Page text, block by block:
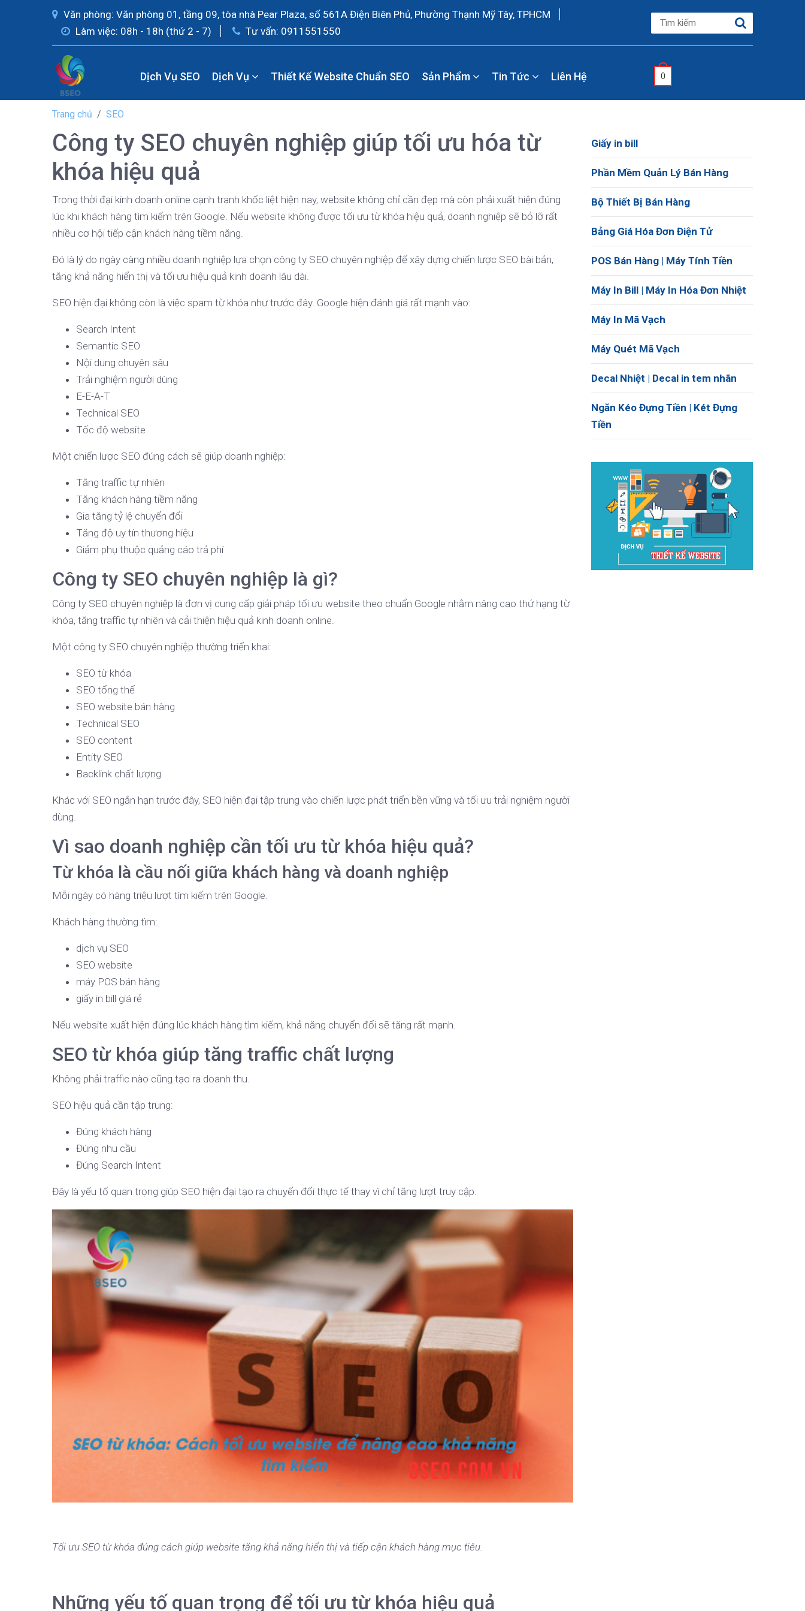
Văn phòng: Văn phòng 01, tầng 09, tòa nhà Pear Plaza, số 561A Điện Biên Phủ, Phường Thạnh Mỹ Tây, TPHCM
Làm việc: 08h - 18h (thứ 2 - 7)
Tư vấn: 0911551550
Dịch Vụ SEO Dịch Vụ Thiết Kế Website Chuẩn SEO Sản Phẩm Tin Tức Liên Hệ 0
Trang chủ SEO
Công ty SEO chuyên nghiệp giúp tối ưu hóa từ
khóa hiệu quả
Trong thời đại kinh doanh online cạnh tranh khốc liệt hiện nay, website không chỉ cần đẹp mà còn phải xuất hiện đúng
lúc khi khách hàng tìm kiếm trên Google. Nếu website không được tối ưu từ khóa hiệu quả, doanh nghiệp sẽ bỏ lỡ rất
nhiều cơ hội tiếp cận khách hàng tiềm năng.
Đó là lý do ngày càng nhiều doanh nghiệp lựa chọn công ty SEO chuyên nghiệp để xây dựng chiến lược SEO bài bản,
tăng khả năng hiển thị và tối ưu hiệu quả kinh doanh lâu dài.
SEO hiện đại không còn là việc spam từ khóa như trước đây. Google hiện đánh giá rất mạnh vào:
Search Intent
Semantic SEO
Nội dung chuyên sâu
Trải nghiệm người dùng
E-E-A-T
Technical SEO
Tốc độ website
Một chiến lược SEO đúng cách sẽ giúp doanh nghiệp:
Tăng traffic tự nhiên
Tăng khách hàng tiềm năng
Gia tăng tỷ lệ chuyển đổi
Tăng độ uy tín thương hiệu
Giảm phụ thuộc quảng cáo trả phí
Công ty SEO chuyên nghiệp là gì?
Công ty SEO chuyên nghiệp là đơn vị cung cấp giải pháp tối ưu website theo chuẩn Google nhằm nâng cao thứ hạng từ
khóa, tăng traffic tự nhiên và cải thiện hiệu quả kinh doanh online.
Một công ty SEO chuyên nghiệp thường triển khai:
SEO từ khóa
SEO tổng thể
SEO website bán hàng
Technical SEO
SEO content
Entity SEO
Backlink chất lượng
Khác với SEO ngắn hạn trước đây, SEO hiện đại tập trung vào chiến lược phát triển bền vững và tối ưu trải nghiệm người
dùng.
Vì sao doanh nghiệp cần tối ưu từ khóa hiệu quả?
Từ khóa là cầu nối giữa khách hàng và doanh nghiệp
Mỗi ngày có hàng triệu lượt tìm kiếm trên Google.
Khách hàng thường tìm:
dịch vụ SEO
SEO website
máy POS bán hàng
giấy in bill giá rẻ
Nếu website xuất hiện đúng lúc khách hàng tìm kiếm, khả năng chuyển đổi sẽ tăng rất mạnh.
SEO từ khóa giúp tăng traffic chất lượng
Không phải traffic nào cũng tạo ra doanh thu.
SEO hiệu quả cần tập trung:
Đúng khách hàng
Đúng nhu cầu
Đúng Search Intent
Đây là yếu tố quan trọng giúp SEO hiện đại tạo ra chuyển đổi thực tế thay vì chỉ tăng lượt truy cập.
Tối ưu SEO từ khóa đúng cách giúp website tăng khả năng hiển thị và tiếp cận khách hàng mục tiêu.
Những yếu tố quan trọng để tối ưu từ khóa hiệu quả
Giấy in bill
Phần Mềm Quản Lý Bán Hàng
Bộ Thiết Bị Bán Hàng
Bảng Giá Hóa Đơn Điện Tử
POS Bán Hàng | Máy Tính Tiền
Máy In Bill | Máy In Hóa Đơn Nhiệt
Máy In Mã Vạch
Máy Quét Mã Vạch
Decal Nhiệt | Decal in tem nhãn
Ngăn Kéo Đựng Tiền | Két Đựng
Tiền